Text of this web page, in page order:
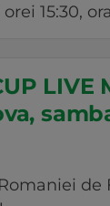
15:30,
de